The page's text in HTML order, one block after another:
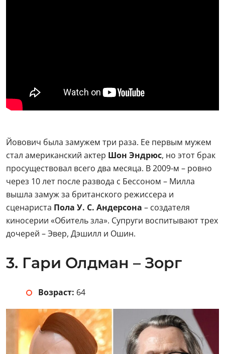
Йовович была замужем три раза. Ее первым мужем
стал американский актер Шон Эндрюс, но этот брак
просуществовал всего два месяца. В 2009-м – ровно
через 10 лет после развода с Бессоном – Милла
вышла замуж за британского режиссера и
сценариста Пола У. С. Андерсона – создателя
киносерии «Обитель зла». Супруги воспитывают трех
дочерей – Эвер, Дэшилл и Ошин.
3. Гари Олдман – Зорг
Возраст: 64